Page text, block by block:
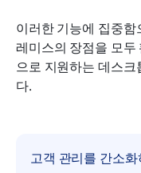
이러한 기능에 집중
레미스의 장점을 모
으로 지원하는 데스크
다.
고객 관리를 간소